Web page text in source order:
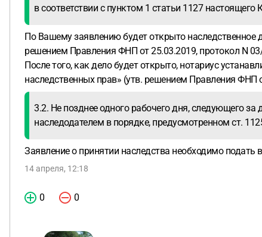
в соответствии с пунктом 1 статьи 1127 настоящего
По Вашему заявлению будет открыто наследственное
решением Правления ФНП от 25.03.2019, протокол N
После того, как дело будет открыто, нотариус
наследственных прав» (утв. решением Правления ФНП
3.2. Не позднее одного рабочего дня, следующего
наследодателем в порядке, предусмотренном ст.
Заявление о принятии наследства необходимо подать
14 апреля, 12:18
0 0